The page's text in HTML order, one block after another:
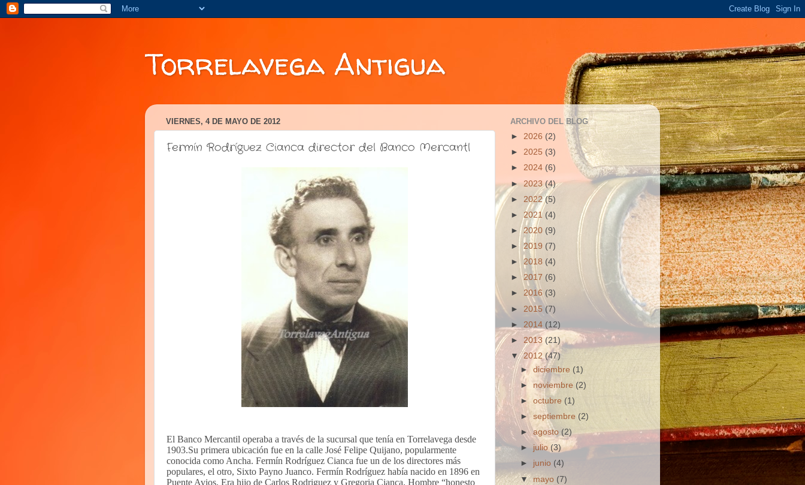
Torrelavega Antigua
VIERNES, 4 DE MAYO DE 2012
Fermín Rodríguez Cianca director del Banco Mercantl
El Banco Mercantil operaba a través de la sucursal que tenía en Torrelavega desde
1903.Su primera ubicación fue en la calle José Felipe Quijano, popularmente
conocida como Ancha. Fermín Rodríguez Cianca fue un de los directores más
populares, el otro, Sixto Payno Juanco. Fermín Rodríguez había nacido en 1896 en
Puente Avios. Era hijo de Carlos Rodriguez y Gregoria Cianca. Hombre “honesto
ARCHIVO DEL BLOG
► 2026 (2)
► 2025 (3)
► 2024 (6)
►2023 (4)
► 2022(5)
► 2021 (4)
► 2020 (9)
► 2019 (7)
► 2018 (4)
►2017 (6)
► 2016 (3)
► 2015(7)
► 2014 (12)
► 2013 (21)
▼2012 (47)
►diciembre (1)
► noviembre (2)
►octubre (1)
►septiembre(2)
►agosto (2)
►julio (3)
► junio (4)
▼mayo (7)